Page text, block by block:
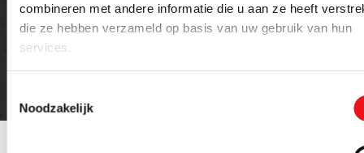
combineren met andere informatie die u aan ze heeft
die ze hebben verzameld op basis van uw gebruik van hun
services.
Noodzakelijk